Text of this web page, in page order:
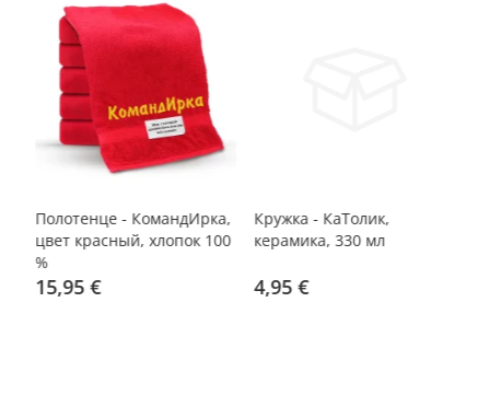
Полотенце - КомандИрка,
цвет красный, хлопок 100
%
15,95 €
Кружка - КаТолик,
керамика, 330 мл
4,95 €